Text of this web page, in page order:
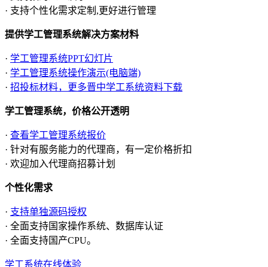
· 支持个性化需求定制,更好进行管理
提供学工管理系统解决方案材料
· 学工管理系统PPT幻灯片
· 学工管理系统操作演示(电脑端)
· 招投标材料，更多晋中学工系统资料下载
学工管理系统，价格公开透明
· 查看学工管理系统报价
· 针对有服务能力的代理商，有一定价格折扣
· 欢迎加入代理商招募计划
个性化需求
· 支持单独源码授权
· 全面支持国家操作系统、数据库认证
· 全面支持国产CPU。
学工系统在线体验